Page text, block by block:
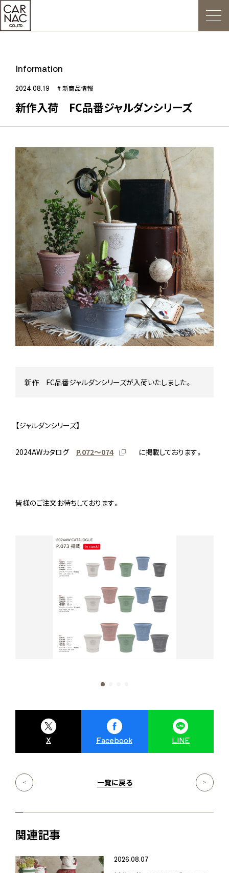
トップ
ごあいさつ
Web発注について
お知らせ
会社概要
デジタルカタログ
販促用POP
Stock status
在庫/商品情報
Instagram
Information
2024.08.19 # 新商品情報
新作入荷 FC品番ジャルダンシリーズ
新作 FC品番ジャルダンシリーズが入荷いたしました。
【ジャルダンシリーズ】
2024AWカタログ P.072～074 に掲載しております。
皆様のご注文お待ちしております。
X Facebook LINE
一覧に戻る
関連記事
2026.08.07